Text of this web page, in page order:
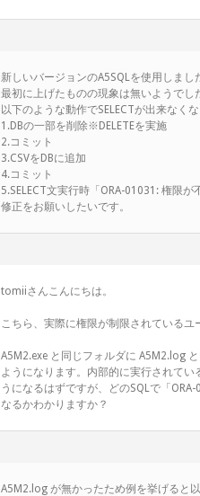
新しいバージョンのA5SQLを使用しまし
最初に上げたものの現象は無いようでし
以下のような動作でSELECTが出来なく
1.DBの一部を削除※DELETEを実施
2.コミット
3.CSVをDBに追加
4.コミット
5.SELECT文実行時「ORA-01031: 権限が
修正をお願いしたいです。
tomiiさんこんにちは。
こちら、実際に権限が制限されているユ
A5M2.exe と同じフォルダに A5M2.log
ようになります。内部的に実行されてい
うになるはずですが、どのSQLで「
なるかわかりますか？
A5M2.log が無かったため例を挙げると